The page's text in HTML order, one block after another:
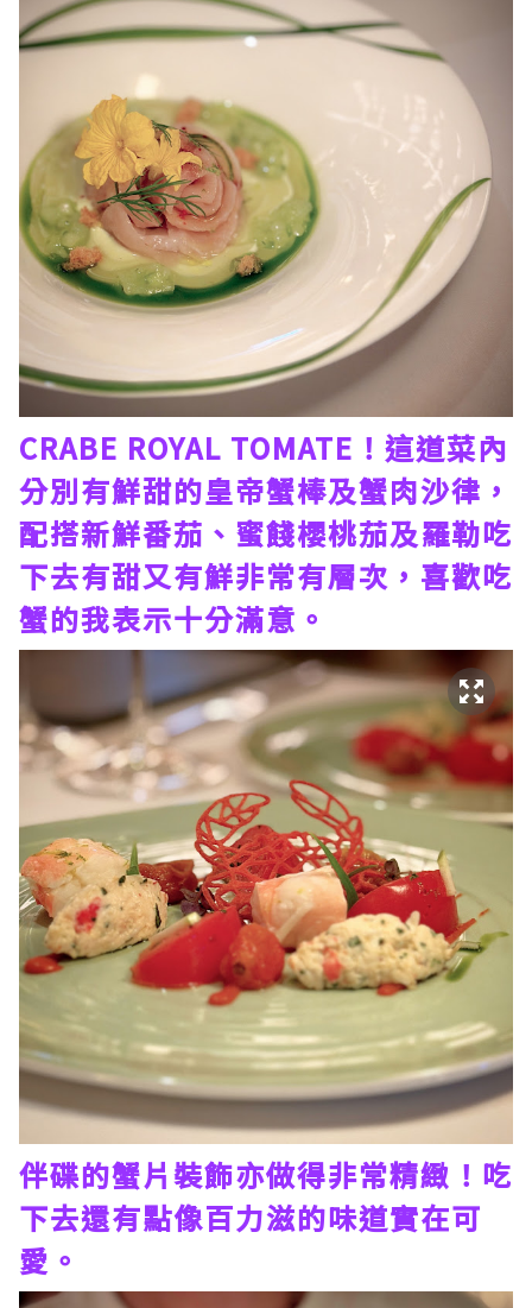
CRABE ROYAL TOMATE！這道菜內
分別有鮮甜的皇帝蟹棒及蟹肉沙律，
配搭新鮮番茄、蜜餞櫻桃茄及羅勒吃
下去有甜又有鮮非常有層次，喜歡吃
蟹的我表示十分滿意。
伴碟的蟹片裝飾亦做得非常精緻！吃
下去還有點像百力滋的味道實在可
愛。